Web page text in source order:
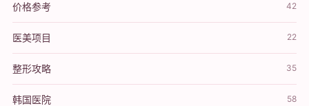
价格参考 42
医美项目 22
整形攻略 35
韩国医院 58